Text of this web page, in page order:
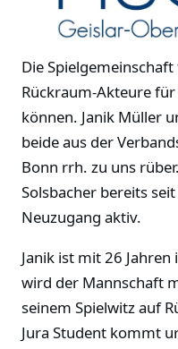
Die
Rückraum-Akteure
können. Janik Müller
beide aus der
Bonn rrh. zu uns
Solsbacher bereits
Neuzugang aktiv.
Janik ist mit 26
wird der Mannschaft
seinem Spielwitz auf
Jura Student kommt